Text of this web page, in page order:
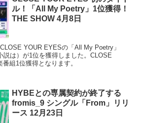
ル！「All My Poetry」1位獲得！
THE SHOW 4月8日
YOUR EYESの「All My Poetry」
説は）が1位を獲得しました。CLOSE
組1位獲得となります。
HYBEとの専属契約が終了する
fromis_9 シングル「From」リリ
ース 12月23日